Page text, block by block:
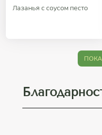
Лазанья с соусом песто